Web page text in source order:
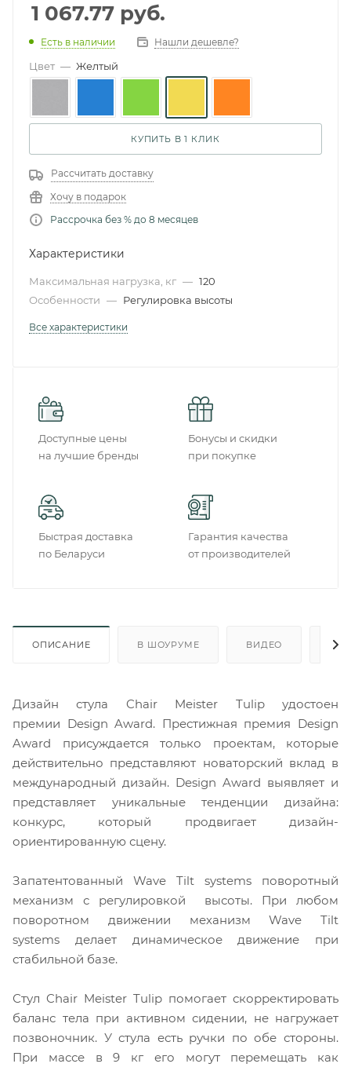
1 067.77 руб.
Есть в наличии Нашли дешевле?
Цвет — Желтый
КУПИТЬ В 1 КЛИК
Рассчитать доставку
Хочу в подарок
Рассрочка без % до 8 месяцев
Характеристики
Максимальная нагрузка, кг — 120
Особенности — Регулировка высоты
Все характеристики
Доступные цены
на лучшие бренды
Бонусы и скидки
при покупке
Быстрая доставка
по Беларуси
Гарантия качества
от производителей
ОПИСАНИЕ В ШОУРУМЕ ВИДЕО
Дизайн стула Chair Meister Tulip удостоен
премии Design Award. Престижная премия Design
Award присуждается только проектам, которые
действительно представляют новаторский вклад в
международный дизайн. Design Award выявляет и
представляет уникальные тенденции дизайна:
конкурс, который продвигает дизайн-
ориентированную сцену.
Запатентованный Wave Tilt systems поворотный
механизм с регулировкой высоты. При любом
поворотном движении механизм Wave Tilt
systems делает динамическое движение при
стабильной базе.
Стул Chair Meister Tulip помогает скорректировать
баланс тела при активном сидении, не нагружает
позвоночник. У стула есть ручки по обе стороны.
При массе в 9 кг его могут перемещать как